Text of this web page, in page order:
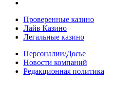
Проверенные казино
Лайв Казино
Легальные казино
Персоналии/Досье
Новости компаний
Редакционная политика